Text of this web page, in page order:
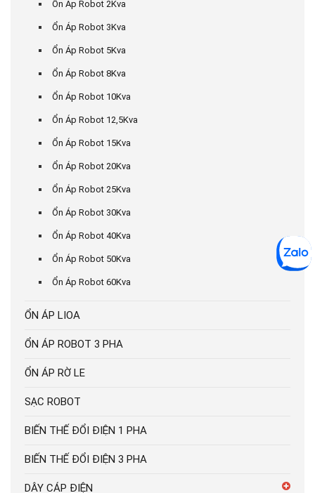
Ổn Áp Robot 2Kva
Ổn Áp Robot 3Kva
Ổn Áp Robot 5Kva
Ổn Áp Robot 8Kva
Ổn Áp Robot 10Kva
Ổn Áp Robot 12,5Kva
Ổn Áp Robot 15Kva
Ổn Áp Robot 20Kva
Ổn Áp Robot 25Kva
Ổn Áp Robot 30Kva
Ổn Áp Robot 40Kva
Ổn Áp Robot 50Kva
Ổn Áp Robot 60Kva
ỔN ÁP LIOA
ỔN ÁP ROBOT 3 PHA
ỔN ÁP RỜ LE
SẠC ROBOT
BIẾN THẾ ĐỔI ĐIỆN 1 PHA
BIẾN THẾ ĐỔI ĐIỆN 3 PHA
DÂY CÁP ĐIỆN